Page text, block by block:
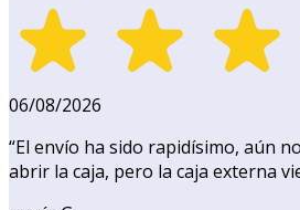
06/08/2026
“El envío ha sido rapidísimo, aún
abrir la caja, pero la caja externa